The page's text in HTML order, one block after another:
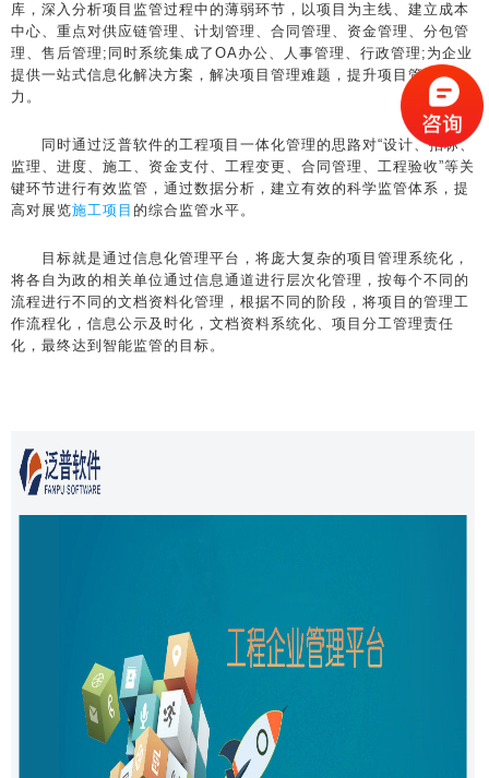
库，深入分析项目监管过程中的薄弱环节，以项目为主线、建立成本
中心、重点对供应链管理、计划管理、合同管理、资金管理、分包管
理、售后管理;同时系统集成了OA办公、人事管理、行政管理;为企业
提供一站式信息化解决方案，解决项目管理难题，提升项目管控能
力。
同时通过泛普软件的工程项目一体化管理的思路对“设计、招标、
监理、进度、施工、资金支付、工程变更、合同管理、工程验收”等关
键环节进行有效监管，通过数据分析，建立有效的科学监管体系，提
高对展览施工项目 的综合监管水平。
目标就是通过信息化管理平台，将庞大复杂的项目管理系统化，
将各自为政的相关单位通过信息通道进行层次化管理，按每个不同的
流程进行不同的文档资料化管理，根据不同的阶段，将项目的管理工
作流程化，信息公示及时化，文档资料系统化、项目分工管理责任
化，最终达到智能监管的目标。